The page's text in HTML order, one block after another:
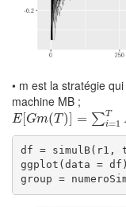
• m est la stratégie
machine MB ;
E[Gm(T)] = ∑T
i=1
E[Gm(T)]=∑ =1 TPb
df = simulB(r1,
ggplot(data =
group =